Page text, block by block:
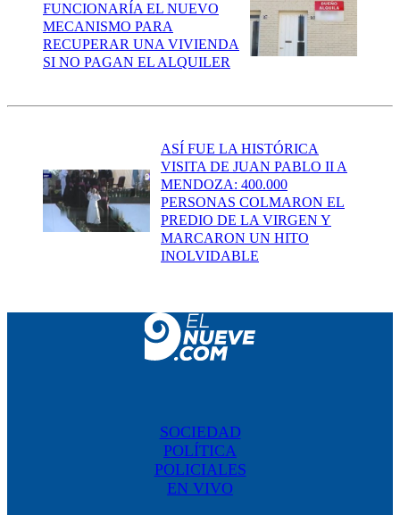
FUNCIONARÍA EL NUEVO
MECANISMO PARA
RECUPERAR UNA VIVIENDA
SI NO PAGAN EL ALQUILER
ASÍ FUE LA HISTÓRICA
VISITA DE JUAN PABLO II A
MENDOZA: 400.000
PERSONAS COLMARON EL
PREDIO DE LA VIRGEN Y
MARCARON UN HITO
INOLVIDABLE
SOCIEDAD
POLÍTICA
POLICIALES
EN VIVO